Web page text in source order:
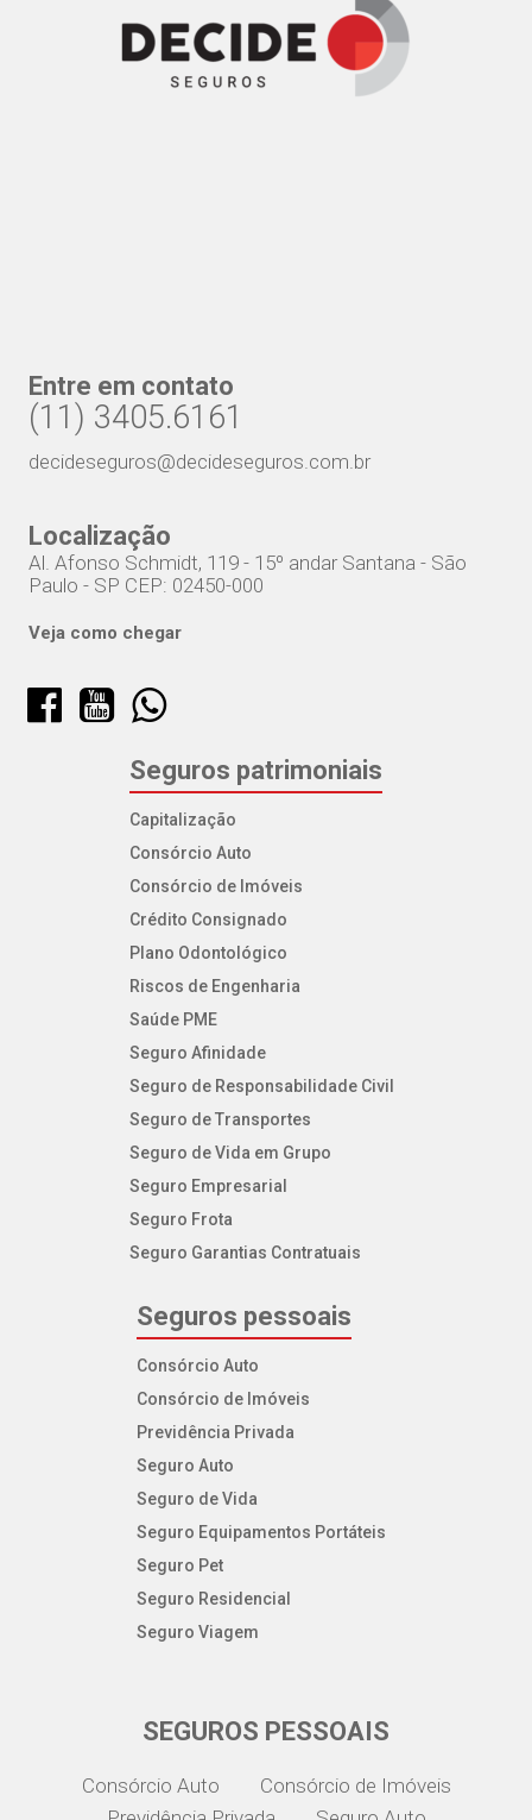
Entre em contato
(11) 3405.6161
decideseguros@decideseguros.com.br
Localização
Al. Afonso Schmidt, 119 - 15º andar Santana - São
Paulo - SP CEP: 02450-000
Veja como chegar
Seguros patrimoniais
Capitalização
Consórcio Auto
Consórcio de Imóveis
Crédito Consignado
Plano Odontológico
Riscos de Engenharia
Saúde PME
Seguro Afinidade
Seguro de Responsabilidade Civil
Seguro de Transportes
Seguro de Vida em Grupo
Seguro Empresarial
Seguro Frota
Seguro Garantias Contratuais
Seguros pessoais
Consórcio Auto
Consórcio de Imóveis
Previdência Privada
Seguro Auto
Seguro de Vida
Seguro Equipamentos Portáteis
Seguro Pet
Seguro Residencial
Seguro Viagem
SEGUROS PESSOAIS
Consórcio Auto
Consórcio de Imóveis